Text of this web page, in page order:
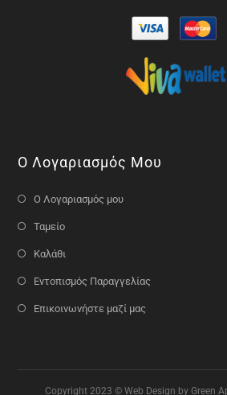
Ο Λογαριασμός Μου
Ο Λογαριασμός μου
Ταμείο
Καλάθι
Εντοπισμός Παραγγελίας
Επικοινωνήστε μαζί μας
Copyright 2023 © Web Design by Green